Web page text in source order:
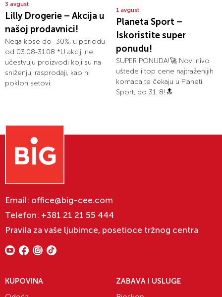
3 avgust
Lilly Drogerie – Akcija u
našoj prodavnici!
Nega kose do -30%. u periodu
od 03.08-31.08 *U akciji ne
učestvuju proizvodi koji su na
sniženju, rasprodaji, kao ni
poklon setovi.
1 avgust
Planeta Sport –
Iskoristite super
ponudu!
SUPER PONUDA!🚀 Novi nivo
uštede i top cene najtraženijih
komada te čekaju u Planeti
Sport, do 31. 8!🔝
Email: office@big-cee.com
Telefon: +381 21 21 55 444
Pravila za vaše ljubimce, posetioce tržnog centra
KUPOVINA ZABAVA I USLUGE